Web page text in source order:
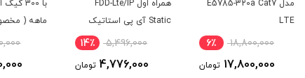
همراه اول FDD-Lte/IP
شش ماهه (مخصوص
5,496,000
4,776,000
با 300 گیگ اینترنت شش
ماهه ( مخصوص مودم )
3,100,000
2,890,000
رندوم